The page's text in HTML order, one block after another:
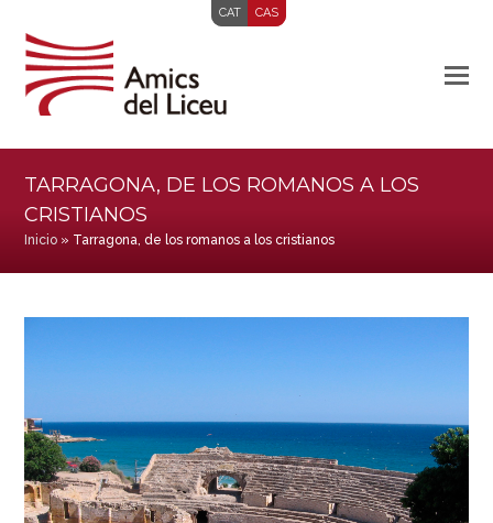
CAT CAS
TARRAGONA, DE LOS ROMANOS A LOS
CRISTIANOS
Inicio » Tarragona, de los romanos a los cristianos